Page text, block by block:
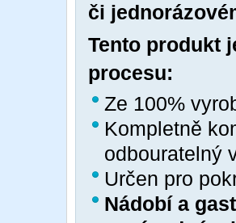
či
Tento produkt
procesu:
Ze 100%
Kompletně
odbouratelný
Určen pro
Nádobí a